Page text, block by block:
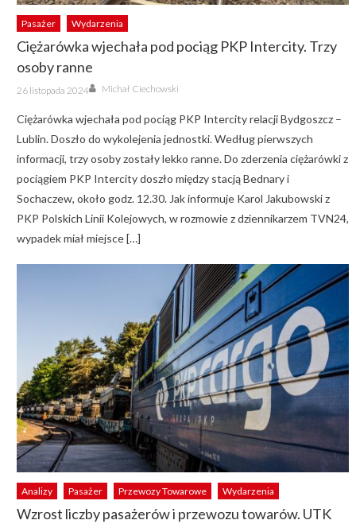
Pasażer Wydarzenia
Ciężarówka wjechała pod pociąg PKP Intercity. Trzy
osoby ranne
Posted
on
26 listopada 2024 Author
Michał Ciechowski
Ciężarówka wjechała pod pociąg PKP Intercity relacji Bydgoszcz –
Lublin. Doszło do wykolejenia jednostki. Według pierwszych
informacji, trzy osoby zostały lekko ranne. Do zderzenia ciężarówki z
pociągiem PKP Intercity doszło między stacją Bednary i
Sochaczew, około godz. 12.30. Jak informuje Karol Jakubowski z
PKP Polskich Linii Kolejowych, w rozmowie z dziennikarzem TVN24,
wypadek miał miejsce […]
Analizy Pasażer Przewozy Towarowe Wydarzenia
Wzrost liczby pasażerów i przewozu towarów. UTK